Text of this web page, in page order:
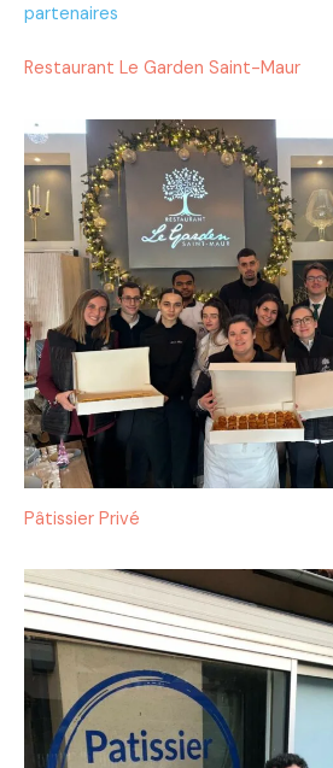
partenaires
Restaurant Le Garden Saint-Maur
Pâtissier Privé